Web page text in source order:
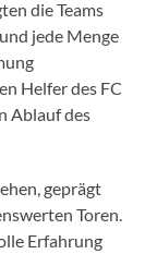
die Teams
jede Menge
Helfer des FC
Ablauf des
geprägt
Toren.
Erfahrung